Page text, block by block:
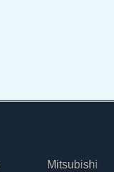
Mitsubishi